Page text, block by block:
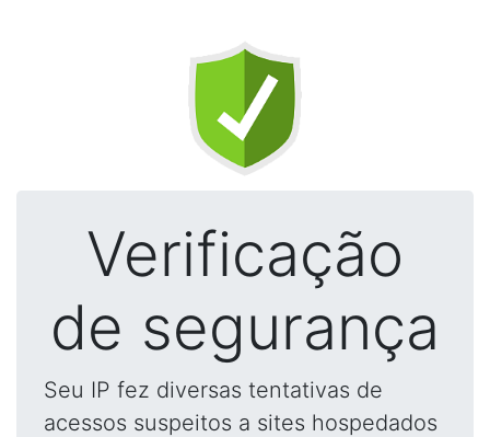
Verificação
de segurança
Seu IP fez diversas tentativas de
acessos suspeitos a sites hospedados